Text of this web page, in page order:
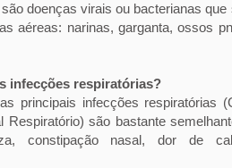
doenças virais ou bacterianas que
aéreas: narinas, garganta, ossos
infecções respiratórias?
principais infecções respiratórias
Respiratório) são bastante
constipação nasal, dor de